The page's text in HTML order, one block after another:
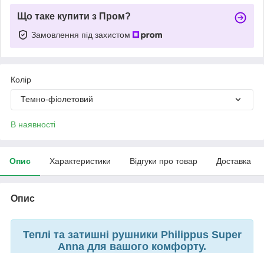
Що таке купити з Пром?
Замовлення під захистом
Колір
Темно-фіолетовий
В наявності
Опис Характеристики Відгуки про товар Доставка
Опис
Теплі та затишні рушники Philippus Super
Anna для вашого комфорту.